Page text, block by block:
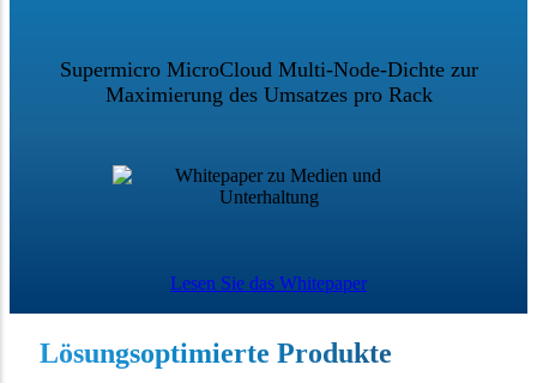
Supermicro MicroCloud Multi-Node-Dichte zur
Maximierung des Umsatzes pro Rack
Lesen Sie das Whitepaper
Lösungsoptimierte Produkte